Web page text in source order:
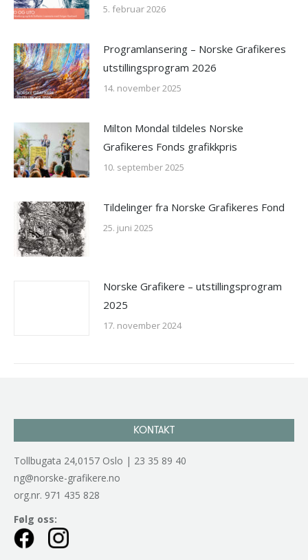
5. februar 2026
Programlansering – Norske Grafikeres
utstillingsprogram 2026
14. november 2025
Milton Mondal tildeles Norske
Grafikeres Fonds grafikkpris
10. september 2025
Tildelinger fra Norske Grafikeres Fond
25. juni 2025
Norske Grafikere – utstillingsprogram
2025
17. november 2024
KONTAKT
Tollbugata 24,0157 Oslo | 23 35 89 40
ng@norske-grafikere.no
org.nr. 971 435 828
Følg oss: